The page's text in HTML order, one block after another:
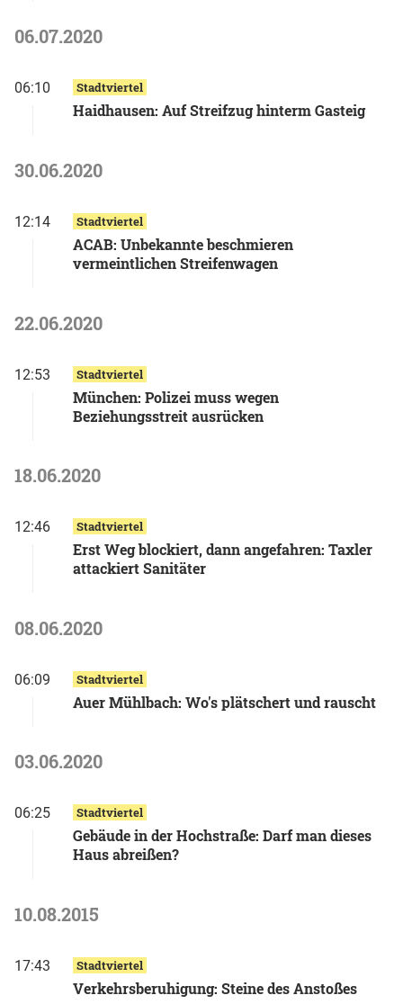
06.07.2020
06:10 Stadtviertel
Haidhausen: Auf Streifzug hinterm Gasteig
30.06.2020
12:14 Stadtviertel
ACAB: Unbekannte beschmieren
vermeintlichen Streifenwagen
22.06.2020
12:53 Stadtviertel
München: Polizei muss wegen
Beziehungsstreit ausrücken
18.06.2020
12:46 Stadtviertel
Erst Weg blockiert, dann angefahren: Taxler
attackiert Sanitäter
08.06.2020
06:09 Stadtviertel
Auer Mühlbach: Wo's plätschert und rauscht
03.06.2020
06:25 Stadtviertel
Gebäude in der Hochstraße: Darf man dieses
Haus abreißen?
10.08.2015
17:43 Stadtviertel
Verkehrsberuhigung: Steine des Anstoßes